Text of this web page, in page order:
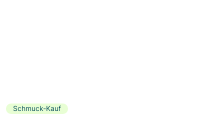
Schmuck-Kauf